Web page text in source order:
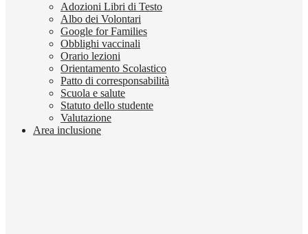
Adozioni Libri di Testo
Albo dei Volontari
Google for Families
Obblighi vaccinali
Orario lezioni
Orientamento Scolastico
Patto di corresponsabilità
Scuola e salute
Statuto dello studente
Valutazione
Area inclusione